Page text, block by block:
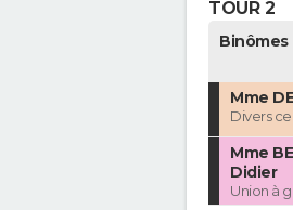
TOUR 2
Mme
Divers
Mme
Didier
Union à